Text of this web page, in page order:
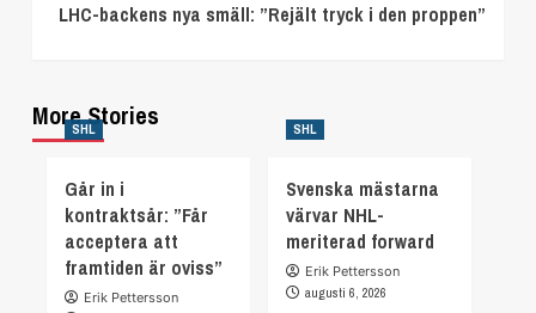
LHC-backens nya smäll: ”Rejält tryck i den proppen”
More Stories
SHL
Går in i
kontraktsår: ”Får
acceptera att
framtiden är oviss”
Erik Pettersson
SHL
Svenska mästarna
värvar NHL-
meriterad forward
Erik Pettersson
augusti 6, 2026